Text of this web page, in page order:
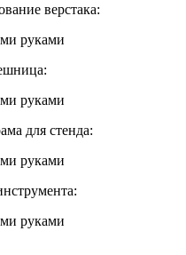
верстака:
для стенда: